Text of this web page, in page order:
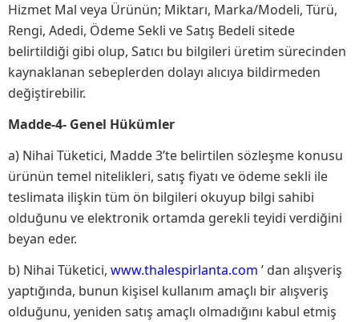
Hizmet Mal veya Ürünün; Miktarı, Marka/Modeli, Türü,
Rengi, Adedi, Ödeme Sekli ve Satış Bedeli sitede
belirtildiği gibi olup, Satıcı bu bilgileri üretim sürecinden
kaynaklanan sebeplerden dolayı alıcıya bildirmeden
değiştirebilir.
Madde-4- Genel Hükümler
a) Nihai Tüketici, Madde 3’te belirtilen sözleşme konusu
ürünün temel nitelikleri, satış fiyatı ve ödeme sekli ile
teslimata ilişkin tüm ön bilgileri okuyup bilgi sahibi
olduğunu ve elektronik ortamda gerekli teyidi verdiğini
beyan eder.
b) Nihai Tüketici, www.thalespirlanta.com ’ dan alışveriş
yaptığında, bunun kişisel kullanım amaçlı bir alışveriş
olduğunu, yeniden satış amaçlı olmadığını kabul etmiş